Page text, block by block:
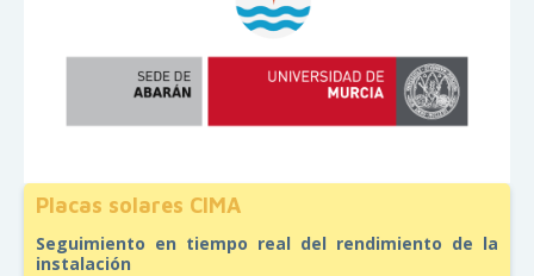
Placas solares CIMA
Seguimiento en tiempo real del rendimiento de la
instalación